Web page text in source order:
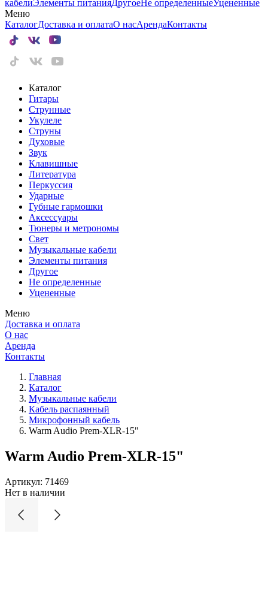
кабелиЭлементы питанияДругоеНе определенныеУцененные
Меню
КаталогДоставка и оплатаО насАрендаКонтакты
Каталог
Гитары
Струнные
Укулеле
Струны
Духовые
Звук
Клавишные
Литература
Перкуссия
Ударные
Губные гармошки
Аксессуары
Тюнеры и метрономы
Свет
Музыкальные кабели
Элементы питания
Другое
Не определенные
Уцененные
Меню
Доставка и оплата
О нас
Аренда
Контакты
Главная
Каталог
Музыкальные кабели
Кабель распаянный
Микрофонный кабель
Warm Audio Prem-XLR-15"
Warm Audio Prem-XLR-15"
Артикул: 71469
Нет в наличии